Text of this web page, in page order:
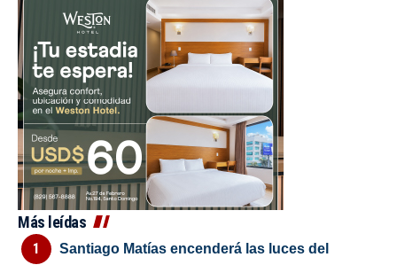
Más leídas
Santiago Matías encenderá las luces del